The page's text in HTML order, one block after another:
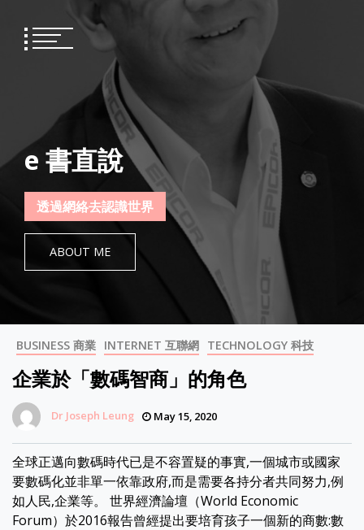
content
e 書直說
透過網絡去認識世界
ABOUT ME
BUSINESS 商業 INTERNET 互聯網 TECHNOLOGY 科技
企業於「數碼智商」的角色
Dr Joseph Leung May 15, 2020
全球正邁向數碼時代已是不容置疑的事實,一個城市或國家
要數碼化並非單一依靠政府,而是需要各持分者共同努力,例
如人民,企業等。 世界經濟論壇（World Economic
Forum）於2016報告曾經提出要培育孩子一個新的商數:數